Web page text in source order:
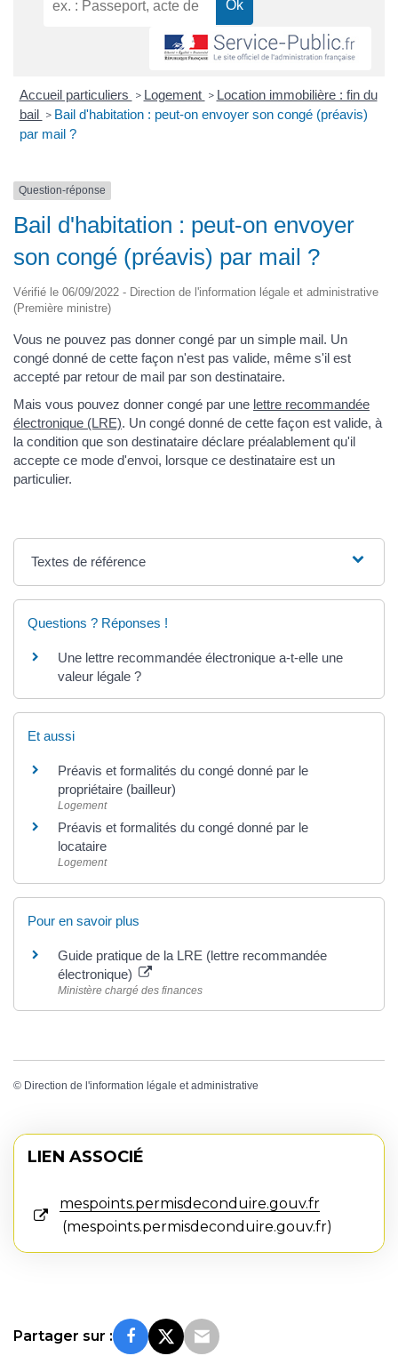
Accueil particuliers > Logement > Location immobilière : fin du
bail > Bail d'habitation : peut-on envoyer son congé (préavis)
par mail ?
Question-réponse
Bail d'habitation : peut-on envoyer
son congé (préavis) par mail ?
Vérifié le 06/09/2022 - Direction de l'information légale et administrative
(Première ministre)
Vous ne pouvez pas donner congé par un simple mail. Un
congé donné de cette façon n'est pas valide, même s'il est
accepté par retour de mail par son destinataire.
Mais vous pouvez donner congé par une lettre recommandée
électronique (LRE). Un congé donné de cette façon est valide, à
la condition que son destinataire déclare préalablement qu'il
accepte ce mode d'envoi, lorsque ce destinataire est un
particulier.
Textes de référence
Questions ? Réponses !
Une lettre recommandée électronique a-t-elle une
valeur légale ?
Et aussi
Préavis et formalités du congé donné par le
propriétaire (bailleur)
Logement
Préavis et formalités du congé donné par le
locataire
Logement
Pour en savoir plus
Guide pratique de la LRE (lettre recommandée
électronique)
Ministère chargé des finances
© Direction de l'information légale et administrative
LIEN ASSOCIÉ
mespoints.permisdeconduire.gouv.fr
mespoints.permisdeconduire.gouv.fr
Partager sur :